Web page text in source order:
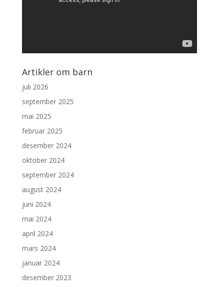
Artikler om barn
juli 2026
september 2025
mai 2025
februar 2025
desember 2024
oktober 2024
september 2024
august 2024
juni 2024
mai 2024
april 2024
mars 2024
januar 2024
desember 2023